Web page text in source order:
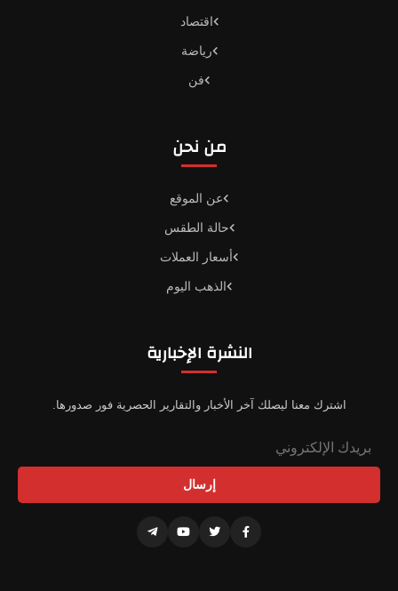
اقتصاد
رياضة
فن
من نحن
عن الموقع
حالة الطقس
أسعار العملات
الذهب اليوم
النشرة الإخبارية
اشترك معنا ليصلك آخر الأخبار والتقارير الحصرية فور صدورها.
إرسال